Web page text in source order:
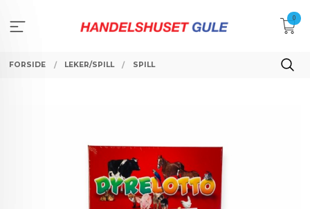
innholdet
0
FORSIDE LEKER/SPILL SPILL